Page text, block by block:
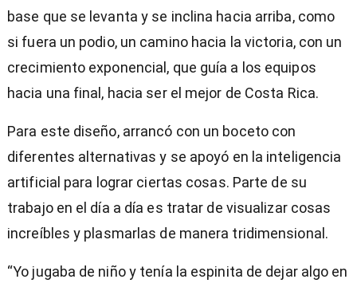
base que se levanta y se inclina hacia arriba, como
si fuera un podio, un camino hacia la victoria, con un
crecimiento exponencial, que guía a los equipos
hacia una final, hacia ser el mejor de Costa Rica.
Para este diseño, arrancó con un boceto con
diferentes alternativas y se apoyó en la inteligencia
artificial para lograr ciertas cosas. Parte de su
trabajo en el día a día es tratar de visualizar cosas
increíbles y plasmarlas de manera tridimensional.
“Yo jugaba de niño y tenía la espinita de dejar algo en